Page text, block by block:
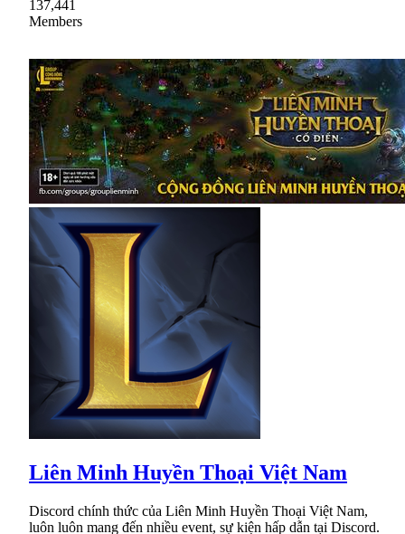
137,441
Members
Liên Minh Huyền Thoại Việt Nam
Discord chính thức của Liên Minh Huyền Thoại Việt Nam,
luôn luôn mang đến nhiều event, sự kiện hấp dẫn tại Discord.